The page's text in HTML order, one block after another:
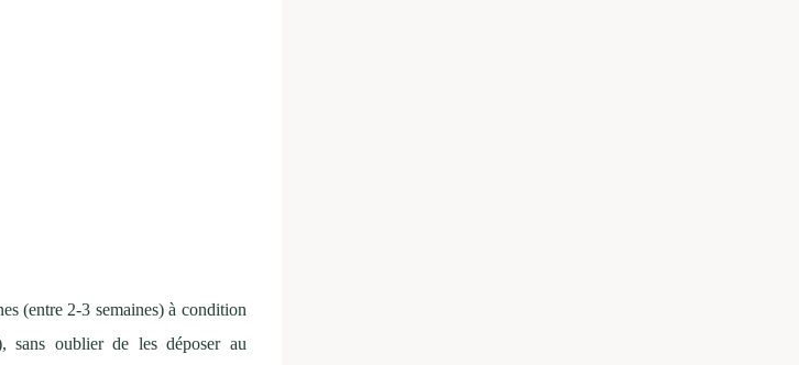
(entre 2-3 semaines) à condition
sans oublier de les déposer au